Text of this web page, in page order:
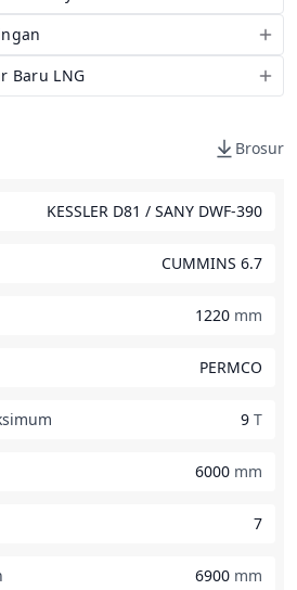
Baru LNG
Brosur
KESSLER D81 / SANY DWF-390
CUMMINS 6.7
1220 mm
PERMCO
9 T
6000 mm
7
6900 mm